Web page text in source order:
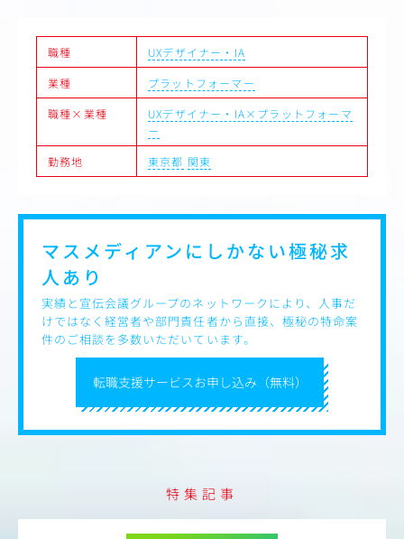
職種
UXデザイナー・IA
業種
プラットフォーマー
職種×業種
UXデザイナー・IA×プラットフォーマ
ー
勤務地
東京都 関東
転職支援サービスお申し込み（無料）
マスメディアンにしかない極秘求
人あり
実績と宣伝会議グループのネットワークにより、人事だ
けではなく経営者や部門責任者から直接、極秘の特命案
件のご相談を多数いただいています。
特集記事